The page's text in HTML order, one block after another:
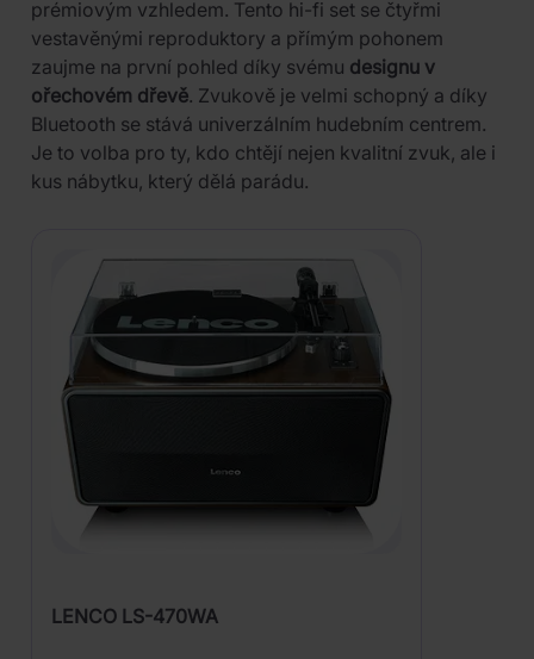
prémiovým vzhledem. Tento hi-fi set se čtyřmi
vestavěnými reproduktory a přímým pohonem
zaujme na první pohled díky svému designu v
ořechovém dřevě. Zvukově je velmi schopný a díky
Bluetooth se stává univerzálním hudebním centrem.
Je to volba pro ty, kdo chtějí nejen kvalitní zvuk, ale i
kus nábytku, který dělá parádu.
LENCO LS-470WA